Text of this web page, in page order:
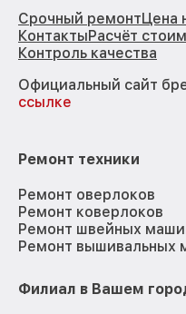
Срочный ремонтЦена
КонтактыРасчёт
Контроль качества
Официальный сайт
ссылке
Ремонт техники
Ремонт оверлоков
Ремонт коверлоков
Ремонт швейных
Ремонт вышивальных
Филиал в Вашем